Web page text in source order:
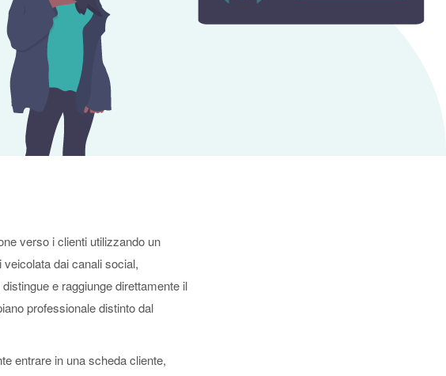
verso i clienti utilizzando un
dai canali social,
e raggiunge direttamente il
professionale distinto dal
entrare in una scheda cliente,